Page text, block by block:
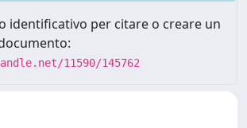
identificativo per citare o creare un
11590/145762